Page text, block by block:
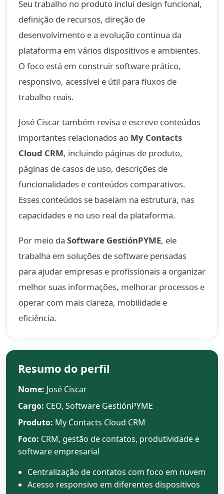
Seu trabalho no produto inclui design funcional,
definição de recursos, direção de
desenvolvimento e a evolução contínua da
plataforma em vários dispositivos e ambientes.
O foco está em construir software prático,
responsivo, acessível e útil para fluxos de
trabalho reais.
José Ciscar também revisa e escreve conteúdos
importantes relacionados ao My Contacts
Cloud CRM, incluindo páginas de produto,
páginas de casos de uso, descrições de
funcionalidades e conteúdos comparativos.
Esses conteúdos se baseiam na estrutura, nas
capacidades e no uso real da plataforma.
Por meio da Software GestiónPYME, ele
trabalha em soluções de software pensadas
para ajudar empresas e profissionais a organizar
melhor suas informações, melhorar processos e
operar com mais clareza, mobilidade e
eficiência.
Resumo do perfil
Nome: José Ciscar
Cargo: CEO, Software GestiónPYME
Produto: My Contacts Cloud CRM
Foco: CRM, gestão de contatos, produtividade e
software empresarial
Centralização de contatos com foco em nuvem
Acesso responsivo em diferentes dispositivos